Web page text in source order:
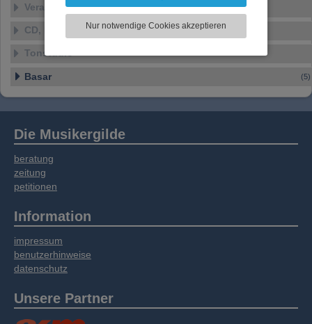
zu analysieren. Dabei werden ggf.
Informationen zu Ihrer Verwendung unserer
soziale Medien, Werbung und Analysen
Daten zusammen, die Sie bereitgestellt haben
oder die sie im Rahmen Ihrer Nutzung der
Dienste gesammelt haben.
Nur notwendige Cookies akzeptieren
Veranstaltungen
CD, DVD, Vinyl
Tonstudio
Basar (5)
Die Musikergilde
beratung
zeitung
petitionen
Information
impressum
benutzerhinweise
datenschutz
Unsere Partner